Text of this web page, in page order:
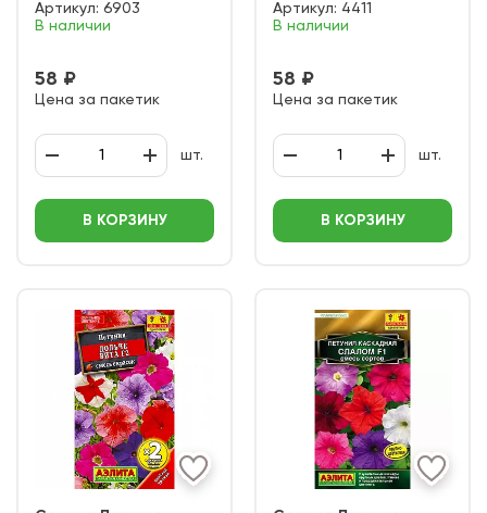
Артикул: 6903
В наличии
58 ₽
Цена за пакетик
шт.
В КОРЗИНУ
Артикул: 4411
В наличии
58 ₽
Цена за пакетик
шт.
В КОРЗИНУ